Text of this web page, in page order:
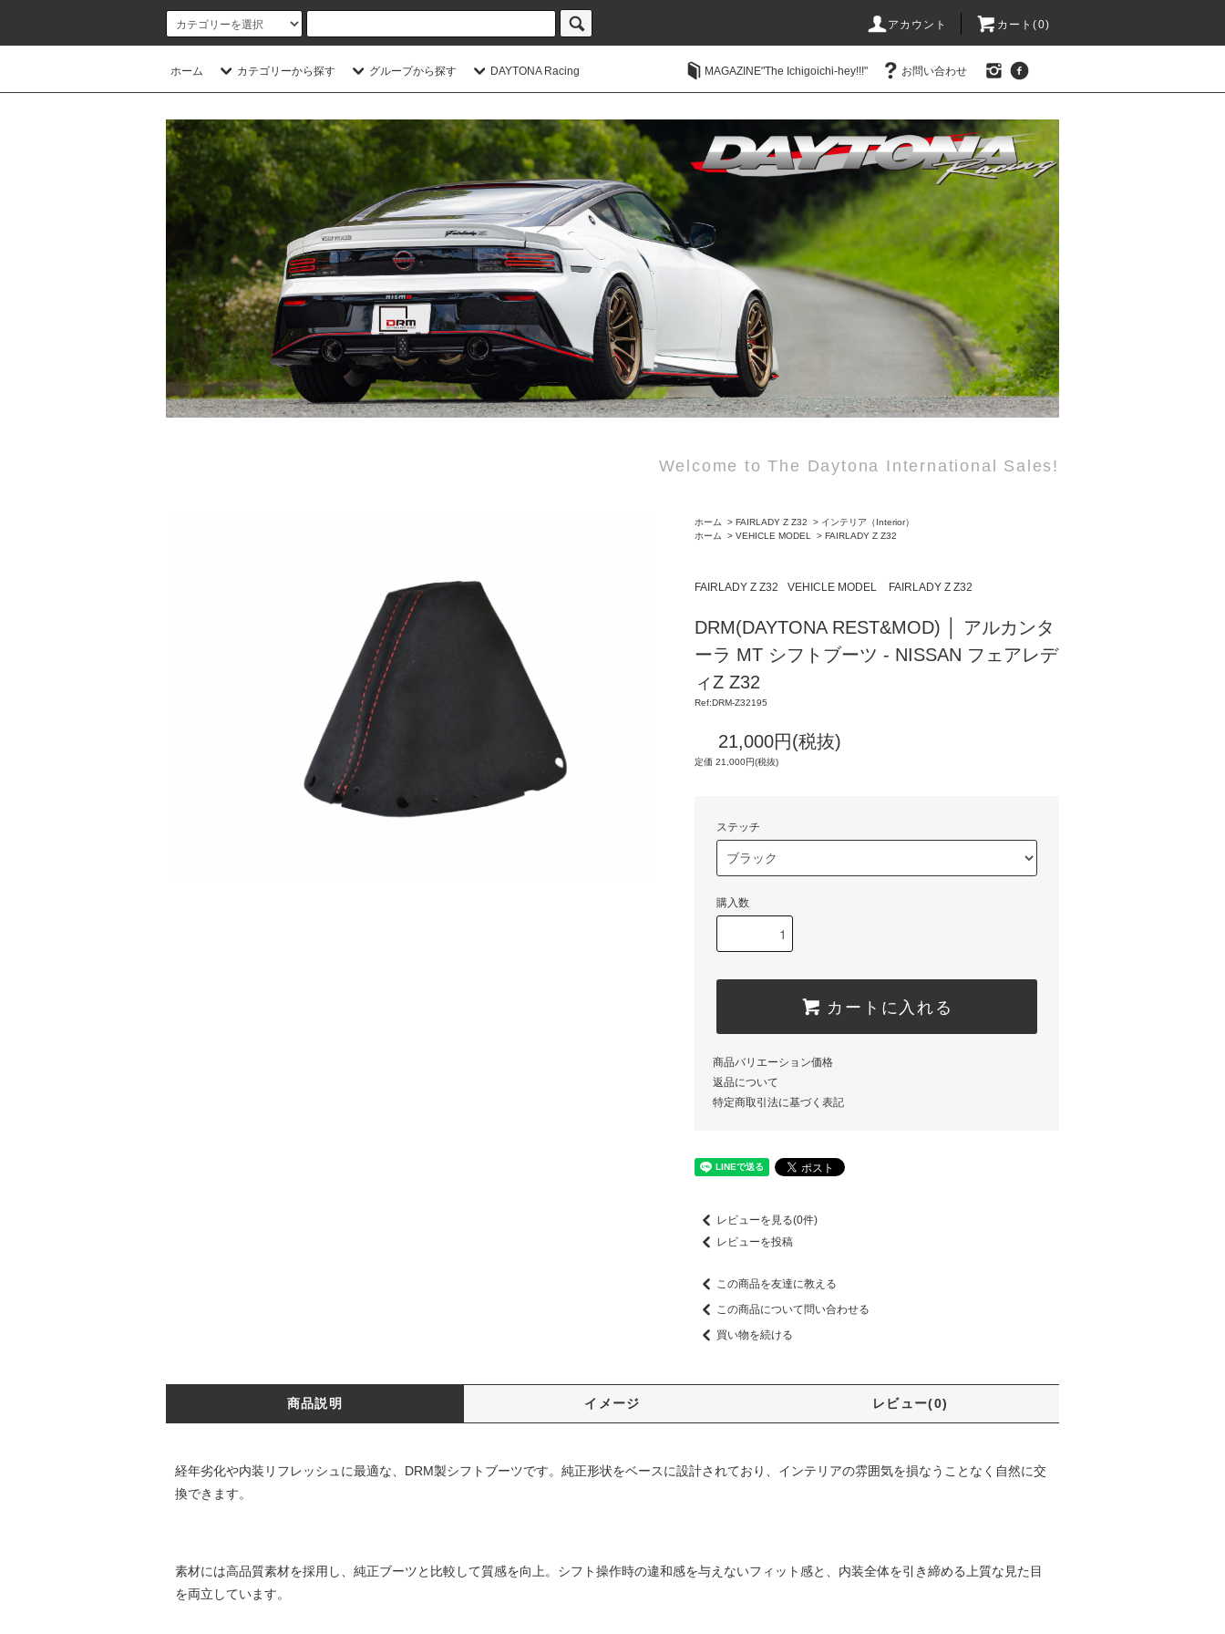
アカウント カート(0)
ホーム カテゴリーから探す グループから探す DAYTONA Racing MAGAZINE"The Ichigoichi-hey!!!" お問い合わせ
Welcome to The Daytona International Sales!
ホーム > FAIRLADY Z Z32 > インテリア（Interior）
ホーム
> VEHICLE MODEL > FAIRLADY Z Z32
FAIRLADY Z Z32 VEHICLE MODEL FAIRLADY Z Z32
DRM(DAYTONA REST&MOD) │ アルカンタ
ーラ MT シフトブーツ - NISSAN フェアレデ
ィZ Z32
Ref:DRM-Z32195
21,000円(税抜)
定価 21,000円(税抜)
ステッチ
購入数
カートに入れる
商品バリエーション価格
返品について
特定商取引法に基づく表記
レビューを見る(0件)
レビューを投稿
この商品を友達に教える
この商品について問い合わせる
買い物を続ける
商品説明 イメージ レビュー(0)
経年劣化や内装リフレッシュに最適な、DRM製シフトブーツです。純正形状をベースに設計されており、インテリアの雰囲気を損なうことなく自然に交
換できます。
素材には高品質素材を採用し、純正ブーツと比較して質感を向上。シフト操作時の違和感を与えないフィット感と、内装全体を引き締める上質な見た目
を両立しています。